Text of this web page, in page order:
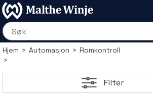
Hjem>Automasjon>Romkontroll
>
Filter